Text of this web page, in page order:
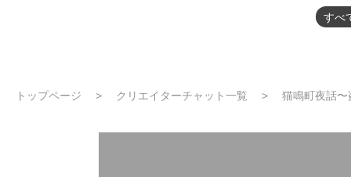
すべ
トップページ クリエイターチャット一覧 猫鳴町夜話